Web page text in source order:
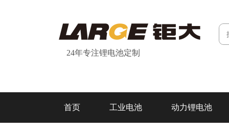
24年专注锂电池定制
首页 工业电池 动力锂电池